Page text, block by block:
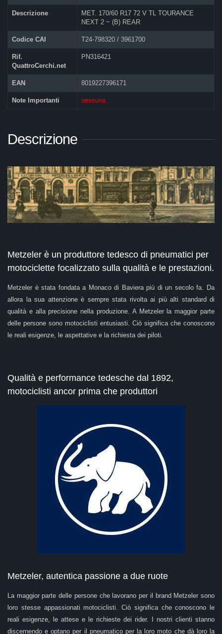
Descrizione
MET. 170/60 R17 72 V TL TOURANCE
NEXT 2 ~ (B) REAR
Codice CAI T24-798320 / 3961700
Rif.
QuattroCerchi.net
PN316421
EAN 8019227396171
Note Importanti nessuna.
Descrizione
Metzeler è un produttore tedesco di pneumatici per
motociclette focalizzato sulla qualità e le prestazioni.
Metzeler è stata fondata a Monaco di Baviera più di un secolo fa. Da
allora la sua attenzione è sempre stata rivolta ai più alti standard di
qualità e alla precisione nella produzione. A Metzeler la maggior parte
delle persone sono motociclisti entusiasti. Ciò significa che conoscono
le reali esigenze, le aspettative e la richiesta dei piloti.
Qualità e performance tedesche dal 1892,
motociclisti ancor prima che produttori
Metzeler, autentica passione a due ruote
La maggior parte delle persone che lavorano per il brand Metzeler sono
loro stesse appassionati motociclisti. Ciò significa che conoscono le
reali esigenze, le attese e le richieste dei rider. I nostri clienti stanno
discernendo e optano per il pneumatico per la loro moto che dà loro la